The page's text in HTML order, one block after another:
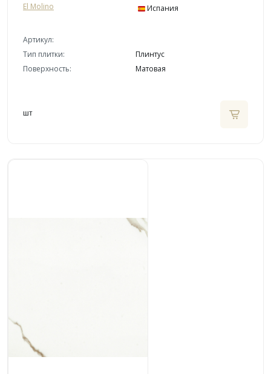
El Molino Испания
Артикул:
Тип плитки:
Плинтус
Поверхность:
Матовая
шт